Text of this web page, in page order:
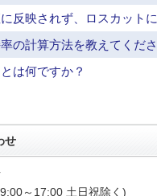
反映されず、ロスカット
の計算方法を教えてくださ
は何ですか？
せ
～17:00 土日祝除く)